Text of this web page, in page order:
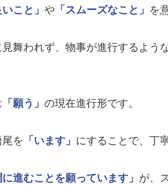
こと」 や 「スムーズなこと」 を
舞われず、物事が進行するよう
「願う」 の現在進行形です。
を 「います」 にすることで、丁
に進むことを願っています」 が、